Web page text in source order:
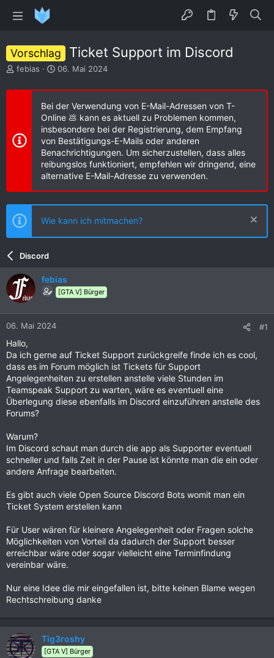
Vorschlag Ticket Support im Discord
E
s
l
e
febias
E
s
t
e
l
l
t
a
m
06. Mai 2024
Bei der Verwendung von E-Mail-Adressen von T-
Online 💩 kann es aktuell zu Problemen kommen,
insbesondere bei der Registrierung, dem Empfang
von Bestätigungs-E-Mails oder anderen
Benachrichtigungen. Um sicherzustellen, dass alles
reibungslos funktioniert, empfehlen wir dringend, eine
alternative E-Mail-Adresse zu verwenden.
Wie kann ich mitmachen?
Discord
febias
[GTA V] Bürger
06. Mai 2024 #1
Hallo,
Da ich gerne auf Ticket Support zurückgreife finde ich es cool,
dass es im Forum möglich ist Tickets für Support
Angelegenheiten zu erstellen anstelle viele Stunden im
Teamspeak Support zu warten, wäre es eventuell eine
Überlegung diese ebenfalls im Discord einzuführen anstelle des
Forums?
Warum?
Im Discord schaut man durch die app als Supporter eventuell
schneller und falls Zeit in der Pause ist könnte man die ein oder
andere Anfrage bearbeiten.
Es gibt auch viele Open Source Discord Bots womit man ein
Ticket System erstellen kann
Für User wären für kleinere Angelegenheit oder Fragen solche
Möglichkeiten von Vorteil da dadurch der Support besser
erreichbar wäre oder sogar vielleicht eine Terminfindung
vereinbar wäre.
Nur eine Idee die mir eingefallen ist, bitte keinen Blame wegen
Rechtschreibung danke
Tig3roshy
[GTA V] Bürger